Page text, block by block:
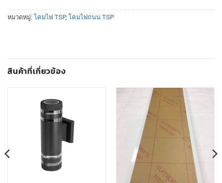
หมวดหมู่: โคมไฟ TSP, โคมไฟถนน TSP
สินค้าที่เกี่ยวข้อง